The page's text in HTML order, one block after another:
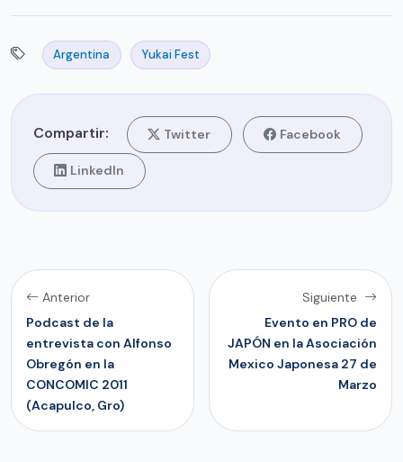
Argentina Yukai Fest
Compartir: Twitter Facebook
LinkedIn
Anterior
Podcast de la
entrevista con Alfonso
Obregón en la
CONCOMIC 2011
(Acapulco, Gro)
Siguiente
Evento en PRO de
JAPÓN en la Asociación
Mexico Japonesa 27 de
Marzo